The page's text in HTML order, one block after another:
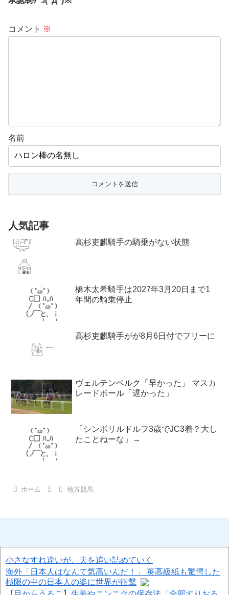
コメント ※
名前
人気記事
高杉吏麒騎手の騎乗がない状態
橋木太希騎手は2027年3月20日まで1
年間の騎乗停止
高杉吏麒騎手がが8月6日付でフリーに
ヴェルテンベルク「早かった」 マスカ
レードボール「遅かった」
「シンボリルドルフ3歳でJC3着？大し
たことねーな」→
ホーム 地方競馬
小さなすれ違いが、夫を追い詰めていく
海外「日本人はなんて気高いんだ！」 英高級紙も驚愕した
極限の中の日本人の姿に世界が衝撃